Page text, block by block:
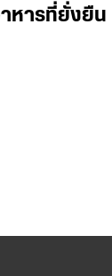
หารที่ยั่งยืน